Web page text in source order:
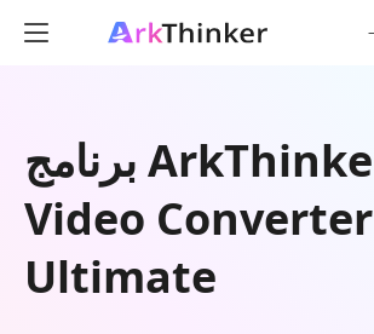
برنامج ArkThinker
Video Converter
Ultimate